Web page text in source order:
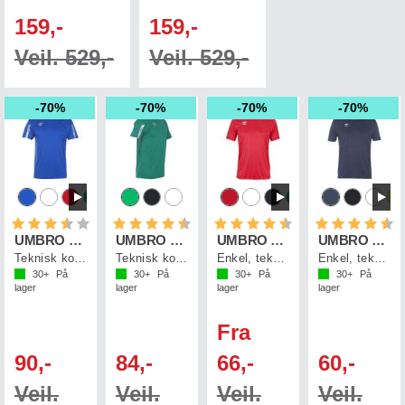
159,-
Veil. 529,-
159,-
Veil. 529,-
70%
Karakter: 3.5 av 5 mulige
UMBRO Core SS Jersey
Teknisk kortermet spillertrøye
30+
På
lager
90,-
Veil.
70%
Karakter: 4.5 av 5 mulige
UMBRO Core SS Jersey Jr
Teknisk kortermet spillertrøye
30+
På
lager
84,-
Veil.
70%
Karakter: 4.4 av 5 mulige
UMBRO Core Poly Tee
Enkel, teknisk trøye i polyester
30+
På
lager
Fra
66,-
Veil.
70%
Karakter:
UMBRO Core Poly Tee jr
Enkel, tekniske polyestertrøye
30+
På
lager
60,-
Veil.